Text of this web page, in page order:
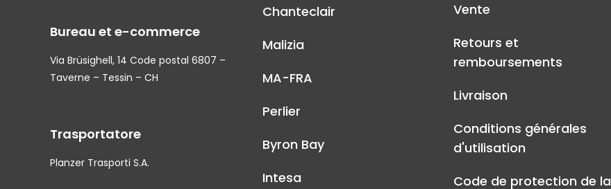
Bureau et e-commerce
Via Brüsighell, 14 Code postal 6807 –
Taverne – Tessin – CH
Trasportatore
Planzer Trasporti S.A.
Chanteclair
Malizia
MA-FRA
Perlier
Byron Bay
Intesa
Vente
Retours et
remboursements
Livraison
Conditions générales
d'utilisation
Code de protection de la